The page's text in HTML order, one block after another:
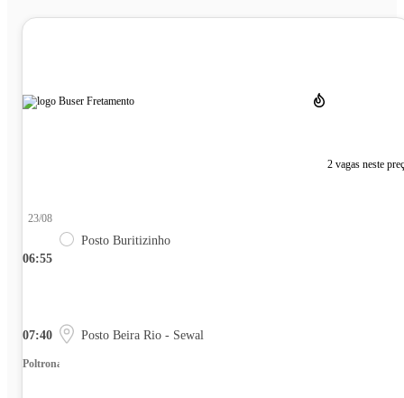
2 vagas neste
06:55
23/08
Posto Buritizinho
07:40 Posto Beira Rio - Sewal
Poltrona